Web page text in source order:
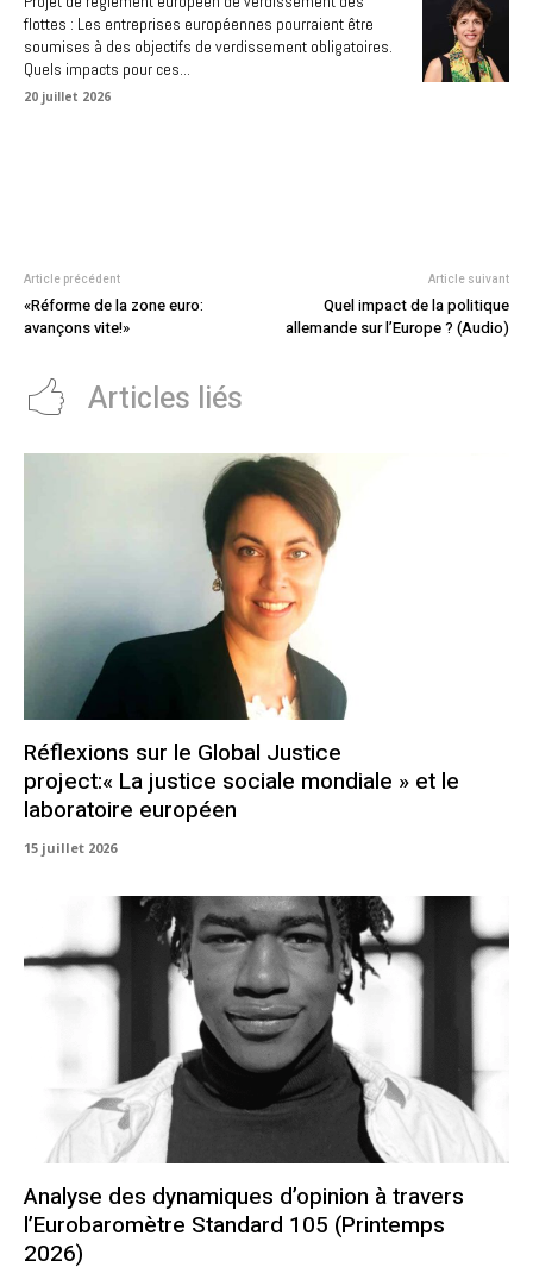
flottes : Les entreprises européennes pourraient être
soumises à des objectifs de verdissement obligatoires.
Quels impacts pour ces...
20 juillet 2026
Article précédent
«Réforme de la zone euro:
avançons vite!»
Article suivant
Quel impact de la politique
allemande sur l’Europe ? (Audio)
Articles liés
Réflexions sur le Global Justice
project:« La justice sociale mondiale » et le
laboratoire européen
15 juillet 2026
Analyse des dynamiques d’opinion à travers
l’Eurobaromètre Standard 105 (Printemps
2026)